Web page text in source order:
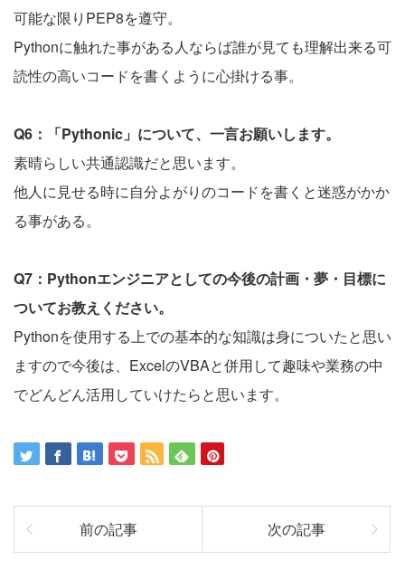
可能な限りPEP8を遵守。
Pythonに触れた事がある人ならば誰が見ても理解出来る可
読性の高いコードを書くように心掛ける事。
Q6：「Pythonic」について、一言お願いします。
素晴らしい共通認識だと思います。
他人に見せる時に自分よがりのコードを書くと迷惑がかか
る事がある。
Q7：Pythonエンジニアとしての今後の計画・夢・目標に
ついてお教えください。
Pythonを使用する上での基本的な知識は身についたと思い
ますので今後は、ExcelのVBAと併用して趣味や業務の中
でどんどん活用していけたらと思います。
前の記事 次の記事